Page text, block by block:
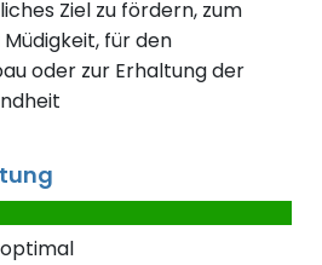
Ziel zu fördern, zum
Müdigkeit, für den
oder zur Erhaltung der
optimal